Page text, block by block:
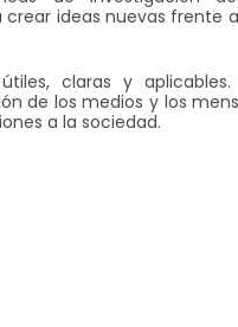
ideas nuevas frente
claras y aplicables.
de los medios y los
a la sociedad.